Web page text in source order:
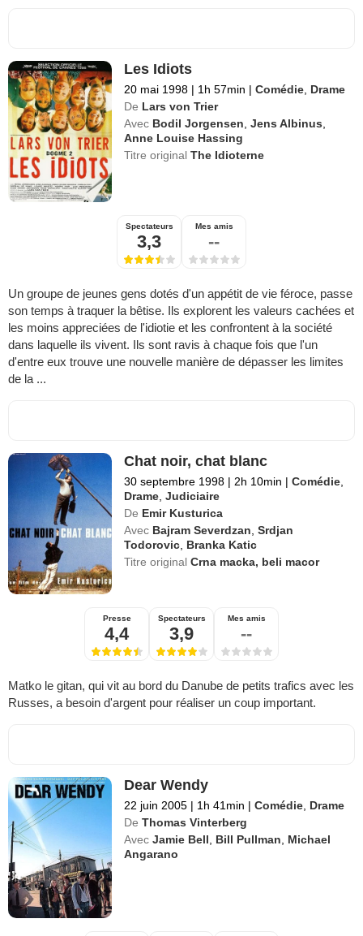
Les Idiots
20 mai 1998 | 1h 57min | Comédie Drame
De Lars von Trier
Avec Bodil Jorgensen ,Jens Albinus
Anne Louise Hassing
Titre originalThe Idioterne
Spectateurs
3,3
Mes amis
--
Un groupe de jeunes gens dotés d'un appétit de vie féroce, passe
son temps à traquer la bêtise. Ils explorent les valeurs cachées et
les moins appreciées de l'idiotie et les confrontent à la société
dans laquelle ils vivent. Ils sont ravis à chaque fois que l'un
d'entre eux trouve une nouvelle manière de dépasser les limites
de la ...
Chat noir, chat blanc
30 septembre 1998 | 2h 10min | Comédie
Drame ,Judiciaire
De Emir Kusturica
Avec Bajram Severdzan ,Srdjan
Todorovic Branka Katic
Titre originalCrna macka, beli macor
Presse
4,4
Spectateurs
3,9
Mes amis
--
Matko le gitan, qui vit au bord du Danube de petits trafics avec les
Russes, a besoin d'argent pour réaliser un coup important.
Dear Wendy
22 juin 2005 | 1h 41min | Comédie Drame
De Thomas Vinterberg
Avec Jamie Bell Bill Pullman
Michael
Angarano